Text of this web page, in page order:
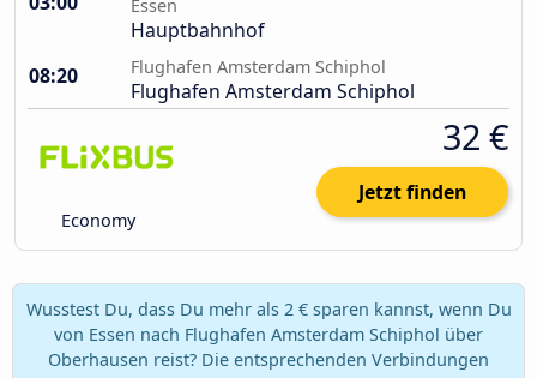
Essen
Hauptbahnhof
08:20
Flughafen Amsterdam Schiphol
Flughafen Amsterdam Schiphol
Economy
32 €
Jetzt finden
Wusstest Du, dass Du mehr als 2 € sparen kannst, wenn Du
von Essen nach Flughafen Amsterdam Schiphol über
Oberhausen reist? Die entsprechenden Verbindungen